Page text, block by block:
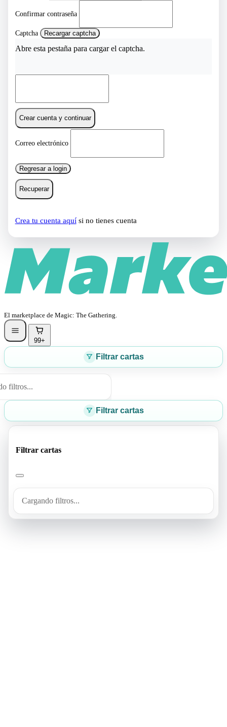
Confirmar contraseña
Captcha Recargar captcha
Abre esta pestaña para cargar el captcha.
Crear cuenta y continuar
Correo electrónico
Regresar a login
Recuperar
Crea tu cuenta aquísi no tienes cuenta
El marketplace de Magic: The Gathering.
99+
Filtrar cartas
filtros...
Filtrar cartas
Filtrar cartas
Cargando filtros...